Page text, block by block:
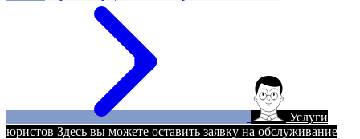
Услуги
юристов Здесь вы можете оставить заявку на обслуживание